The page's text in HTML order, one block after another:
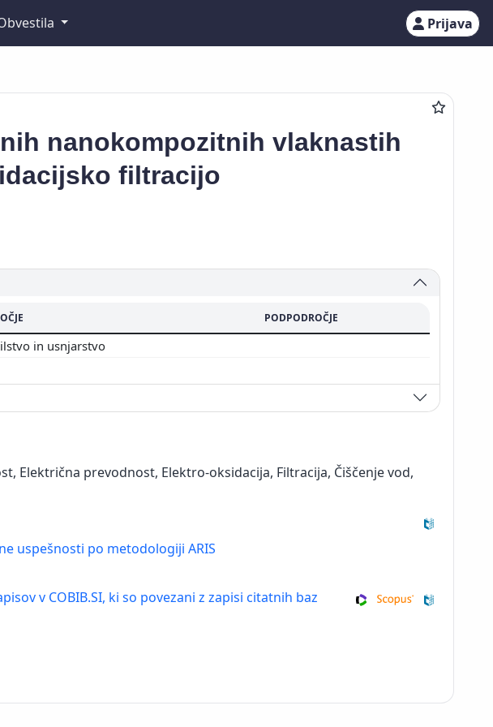
Prijava
nanokompozitnih vlaknastih
filtracijo
PODPODROČJE
in usnjarstvo
Električna prevodnost, Elektro-oksidacija, Filtracija, Čiščenje vod,
uspešnosti po metodologiji ARIS
v COBIB.SI, ki so povezani z zapisi citatnih baz